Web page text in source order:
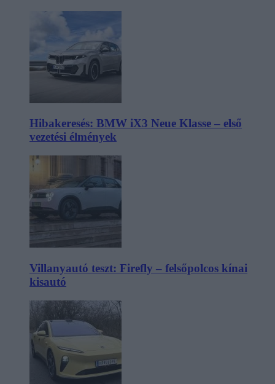
Hibakeresés: BMW iX3 Neue Klasse – első
vezetési élmények
Villanyautó teszt: Firefly – felsőpolcos kínai
kisautó